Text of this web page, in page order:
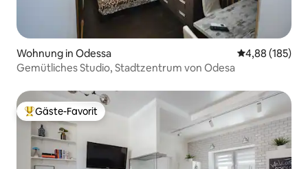
Wohnung in Odessa
4,88 (185)
Gemütliches Studio, Stadtzentrum von Odesa
Beliebter Gäste-Favorit.
Gäste-Favorit